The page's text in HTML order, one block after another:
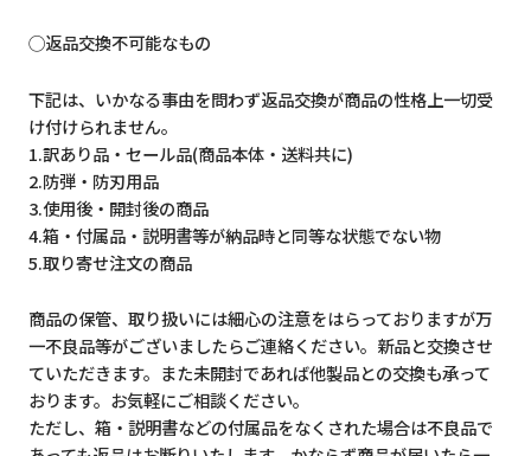
◯返品交換不可能なもの
下記は、いかなる事由を問わず返品交換が商品の性格上一切受
け付けられません。
1.訳あり品・セール品(商品本体・送料共に)
2.防弾・防刃用品
3.使用後・開封後の商品
4.箱・付属品・説明書等が納品時と同等な状態でない物
5.取り寄せ注文の商品
商品の保管、取り扱いには細心の注意をはらっておりますが万
一不良品等がございましたらご連絡ください。新品と交換させ
ていただきます。また未開封であれば他製品との交換も承って
おります。お気軽にご相談ください。
ただし、箱・説明書などの付属品をなくされた場合は不良品で